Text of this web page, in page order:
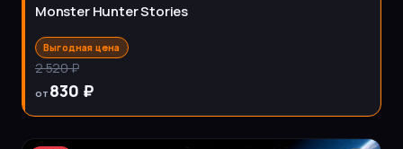
Monster Hunter Stories
Выгодная цена
2 520 ₽
от 830 ₽